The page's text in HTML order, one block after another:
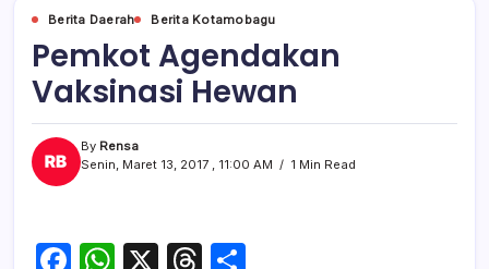
Berita Daerah Berita Kotamobagu
Pemkot Agendakan
Vaksinasi Hewan
By Rensa
Senin, Maret 13, 2017 , 11:00 AM
1 Min Read
F
W X
T